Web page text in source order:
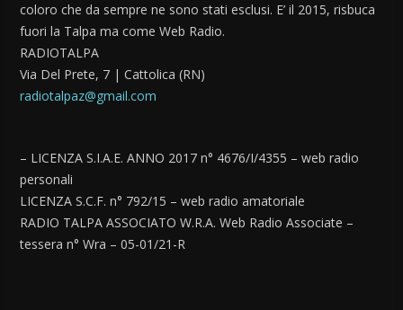
coloro che da sempre ne sono stati esclusi. E’ il 2015, risbuca
fuori la Talpa ma come Web Radio.
RADIOTALPA
Via Del Prete, 7 | Cattolica (RN)
radiotalpaz@gmail.com
– LICENZA S.I.A.E. ANNO 2017 n° 4676/I/4355 – web radio
personali
LICENZA S.C.F. n° 792/15 – web radio amatoriale
RADIO TALPA ASSOCIATO W.R.A. Web Radio Associate –
tessera n° Wra – 05-01/21-R